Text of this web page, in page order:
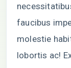
faucibus
molestie
lobortis ac!